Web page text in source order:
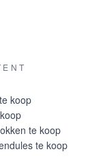
koop
te koop
te koop